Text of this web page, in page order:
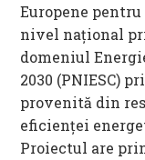
Europene pentru
nivel național
domeniul
2030 (PNIESC)
provenită din
eficienţei
Proiectul are